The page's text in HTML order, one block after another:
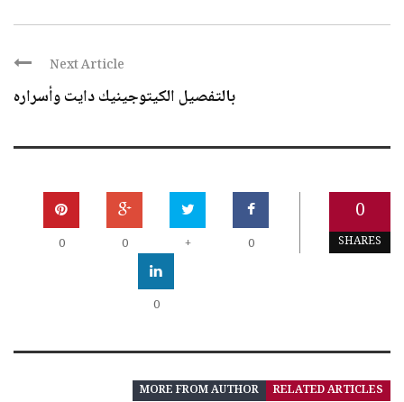
Next Article
بالتفصيل الكيتوجينيك دايت وأسراره
0
SHARES
0
+
0
0
0
RELATED ARTICLES
MORE FROM AUTHOR